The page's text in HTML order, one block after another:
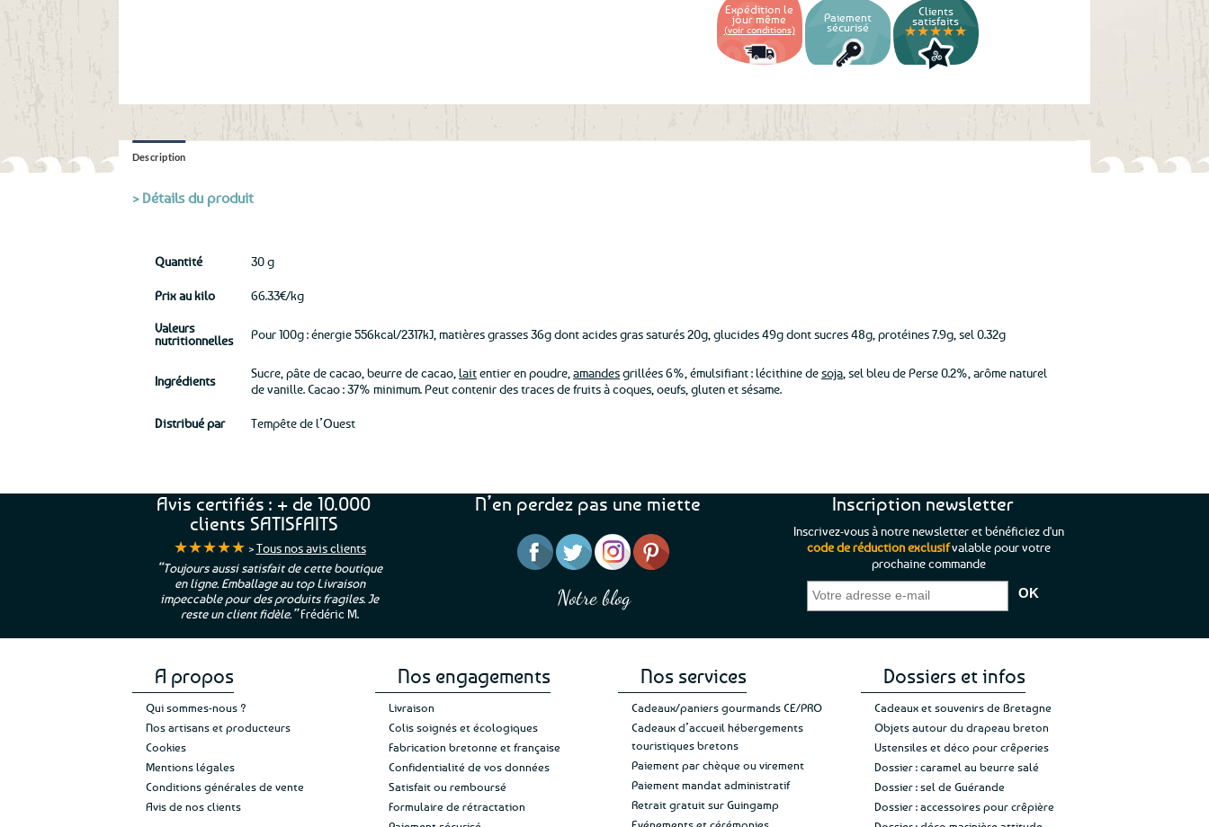
Expédition le
jour même
(voir conditions)
Paiement
sécurisé
Clients
satisfaits
★★★★★
Description
> Détails du produit
Quantité 30 g
Prix au kilo 66.33€/kg
Valeurs
nutritionnelles
Pour 100g : énergie 556kcal/2317kJ, matières grasses 36g dont acides gras saturés 20g, glucides 49g dont sucres 48g, protéines 7.9g, sel 0.32g
Ingrédients
Sucre, pâte de cacao, beurre de cacao, laitentier en poudre, amandesgrillées 6%, émulsifiant : lécithine desoja , sel bleu de Perse 0.2%, arôme naturel
de vanille. Cacao : 37% minimum. Peut contenir des traces de fruits à coques, oeufs, gluten et sésame.
Distribué par Tempête de l’Ouest
Avis certifiés : + de 10.000
clients SATISFAITS
★★★★★ >Tous nos avis clients
“Toujours aussi satisfait de cette boutique
en ligne. Emballage au top Livraison
impeccable pour des produits fragiles. Je
reste un client fidèle.”Frédéric M.
“Une boutique que je recommande pour
leur sérieux, des bons et beaux produits
et une équipe à l’écoute :-)”Patricia M.
“J’ai mis 5 étoiles parce que je pouvais pas
en mettre 6 ;)
Je suis plus que satisfaite de mon achat et
de ma livraison. Ne changez rien”Jade C.
“C’est agréable et tout aussi rassurant
de constater qu’il n’y a pas de petite
commande, mais un client à satisfaire.”
N’en perdez pas une miette
Notre blog
Inscription newsletter
Inscrivez-vous à notre newsletter et bénéficiez d'un
code de réduction exclusifvalable pour votre
prochaine commande
A propos
Qui sommes-nous ?
Nos artisans et producteurs
Cookies
Mentions légales
Conditions générales de vente
Avis de nos clients
Nos engagements
Livraison
Colis soignés et écologiques
Fabrication bretonne et française
Confidentialité de vos données
Satisfait ou remboursé
Formulaire de rétractation
Nos services
Cadeaux/paniers gourmands CE/PRO
Cadeaux d’accueil hébergements
touristiques bretons
Paiement par chèque ou virement
Paiement mandat administratif
Retrait gratuit sur Guingamp
Evénements et cérémonies
Dossiers et infos
Cadeaux et souvenirs de Bretagne
Objets autour du drapeau breton
Ustensiles et déco pour crêperies
Dossier : caramel au beurre salé
Dossier : sel de Guérande
Dossier : accessoires pour crêpière